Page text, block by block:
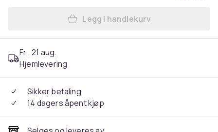
Legg Yoko Unisex Adult
Legg i handlekurv
Fr., 21 aug.
Hjemlevering
Sikker betaling
14 dagers åpent kjøp